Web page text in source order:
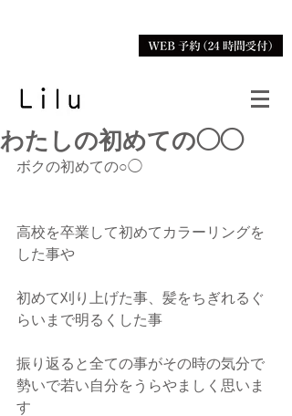
わたしの初めての◯◯
ボクの初めての○◯
高校を卒業して初めてカラーリングを
した事や
初めて刈り上げた事、髪をちぎれるぐ
らいまで明るくした事
振り返ると全ての事がその時の気分で
勢いで若い自分をうらやましく思いま
す